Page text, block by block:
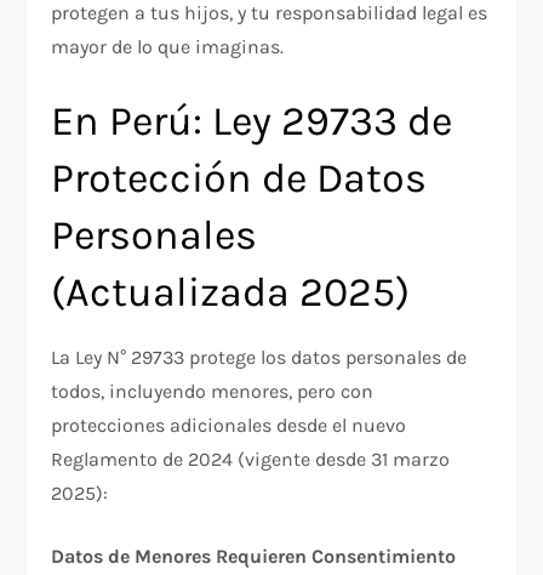
protegen a tus hijos, y tu responsabilidad legal es
mayor de lo que imaginas.
En Perú: Ley 29733 de
Protección de Datos
Personales
(Actualizada 2025)
La Ley N° 29733 protege los datos personales de
todos, incluyendo menores, pero con
protecciones adicionales desde el nuevo
Reglamento de 2024 (vigente desde 31 marzo
2025):​
Datos de Menores Requieren Consentimiento